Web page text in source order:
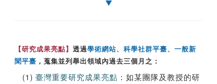
【研究成果亮點】 透過學術網站、科學社群平臺、一般新
聞平臺 ，蒐集並列舉出領域內過去三個月之：
(1) 臺灣重要研究成果亮點 ：如某團隊及教授的研